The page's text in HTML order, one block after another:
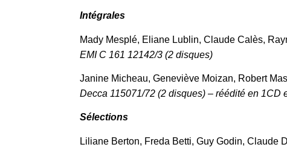
Intégrales
Mady Mesplé, Eliane Lublin, Claude Calès,
EMI C 161 12142/3 (2 disques)
Janine Micheau, Geneviève Moizan, Robert
Decca 115071/72 (2 disques) – réédité en 1CD
Sélections
Liliane Berton, Freda Betti, Guy Godin, Claude